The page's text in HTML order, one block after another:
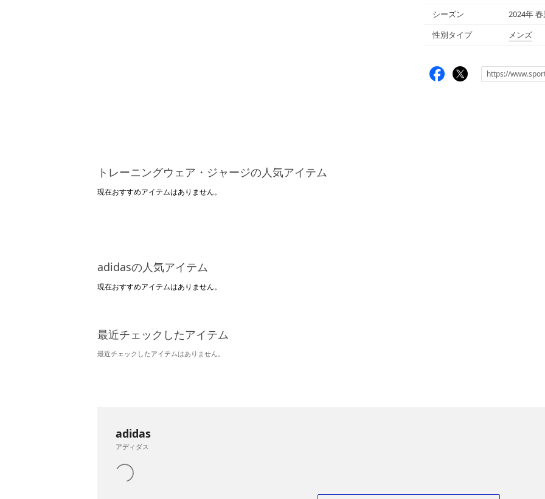
シーズン
2024年
性別タイプ
メンズ
トレーニングウェア・ジャージの人気アイテム
現在おすすめアイテムはありません。
adidasの人気アイテム
現在おすすめアイテムはありません。
最近チェックしたアイテム
最近チェックしたアイテムはありません。
adidas
アディダス